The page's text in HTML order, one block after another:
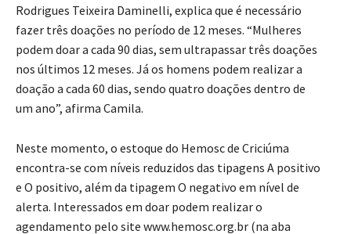
Rodrigues Teixeira Daminelli, explica que é necessário
fazer três doações no período de 12 meses. “Mulheres
podem doar a cada 90 dias, sem ultrapassar três doações
nos últimos 12 meses. Já os homens podem realizar a
doação a cada 60 dias, sendo quatro doações dentro de
um ano”, afirma Camila.
Neste momento, o estoque do Hemosc de Criciúma
encontra-se com níveis reduzidos das tipagens A positivo
e O positivo, além da tipagem O negativo em nível de
alerta. Interessados em doar podem realizar o
agendamento pelo site www.hemosc.org.br (na aba